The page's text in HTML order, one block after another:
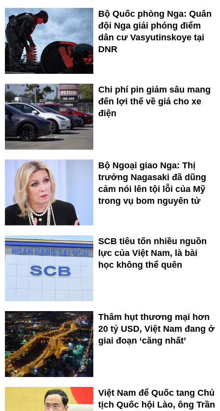
Bộ Quốc phòng Nga: Quân
đội Nga giải phóng điểm
dân cư Vasyutinskoye tại
DNR
Chi phí pin giảm sâu mang
đến lợi thế về giá cho xe
điện
Bộ Ngoại giao Nga: Thị
trưởng Nagasaki đã dũng
cảm nói lên tội lỗi của Mỹ
trong vụ bom nguyên tử
SCB tiêu tốn nhiều nguồn
lực của Việt Nam, là bài
học không thể quên
Thâm hụt thương mại hơn
20 tỷ USD, Việt Nam đang ở
giai đoạn ‘căng nhất’
Việt Nam để Quốc tang Chủ
tịch Quốc hội Lào, ông Trần